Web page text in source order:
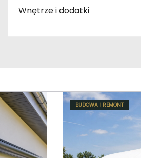
Wnętrze i dodatki
BUDOWA I REMONT